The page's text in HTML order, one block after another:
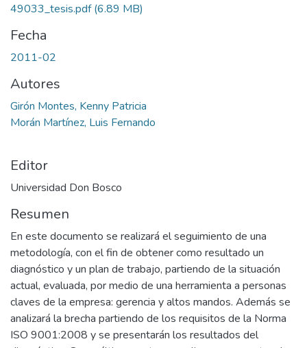
49033_tesis.pdf(6.89 MB)
Fecha
2011-02
Autores
Girón Montes, Kenny Patricia
Morán Martínez, Luis Fernando
Editor
Universidad Don Bosco
Resumen
En este documento se realizará el seguimiento de una
metodología, con el fin de obtener como resultado un
diagnóstico y un plan de trabajo, partiendo de la situación
actual, evaluada, por medio de una herramienta a personas
claves de la empresa: gerencia y altos mandos. Además se
analizará la brecha partiendo de los requisitos de la Norma
ISO 9001:2008 y se presentarán los resultados del